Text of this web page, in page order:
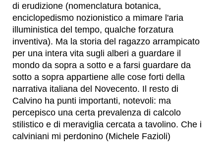
di erudizione (nomenclatura botanica,
enciclopedismo nozionistico a mimare l'aria
illuministica del tempo, qualche forzatura
inventiva). Ma la storia del ragazzo arrampicato
per una intera vita sugli alberi a guardare il
mondo da sopra a sotto e a farsi guardare da
sotto a sopra appartiene alle cose forti della
narrativa italiana del Novecento. Il resto di
Calvino ha punti importanti, notevoli: ma
percepisco una certa prevalenza di calcolo
stilistico e di meraviglia cercata a tavolino. Che i
calviniani mi perdonino (Michele Fazioli)